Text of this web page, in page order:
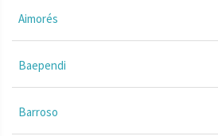
Aimorés
Baependi
Barroso